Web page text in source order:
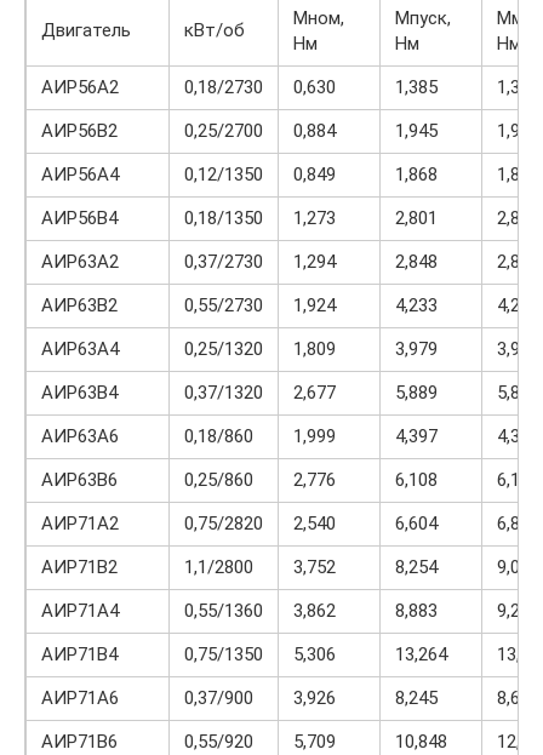
Двигатель кВт/об
Мном,
Нм
Мпуск,
Нм
Нм
АИР56А2
0,18/2730 0,630 1,385
1,385
АИР56В2
0,25/2700 0,884 1,945
1,945
АИР56А4
0,12/1350 0,849 1,868
1,868
АИР56В4
0,18/1350 1,273 2,801
2,801
АИР63А2
0,37/2730 1,294 2,848
2,848
АИР63В2
0,55/2730 1,924 4,233
4,233
АИР63А4
0,25/1320 1,809 3,979
3,979
АИР63В4
0,37/1320 2,677 5,889
5,889
АИР63А6
0,18/860 1,999 4,397
4,397
АИР63В6
0,25/860 2,776 6,108
6,108
АИР71А2
0,75/2820 2,540 6,604
6,858
АИР71В2
1,1/2800 3,752 8,254
9,004
АИР71А4
0,55/1360 3,862 8,883
9,269
АИР71В4
0,75/1350 5,306 13,264
АИР71А6
0,37/900 3,926 8,245
8,637
АИР71В6
0,55/920 5,709 10,848